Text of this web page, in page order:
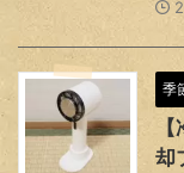
季
却